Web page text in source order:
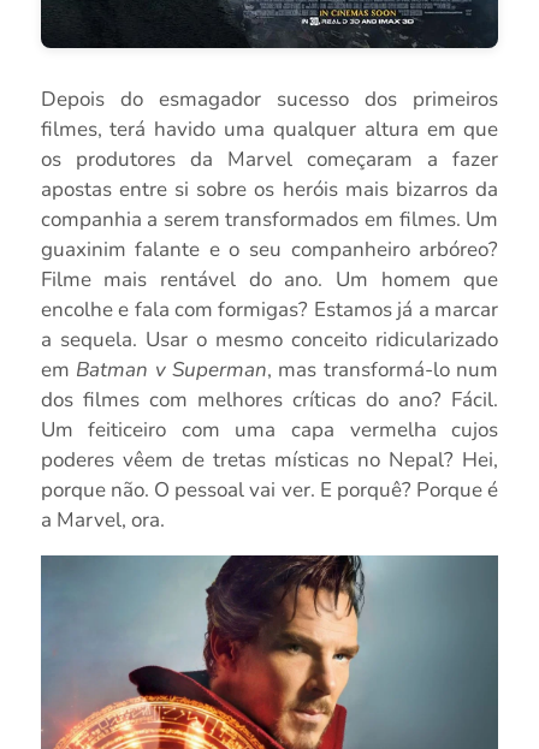
Depois do esmagador sucesso dos primeiros
filmes, terá havido uma qualquer altura em que
os produtores da Marvel começaram a fazer
apostas entre si sobre os heróis mais bizarros da
companhia a serem transformados em filmes. Um
guaxinim falante e o seu companheiro arbóreo?
Filme mais rentável do ano. Um homem que
encolhe e fala com formigas? Estamos já a marcar
a sequela. Usar o mesmo conceito ridicularizado
em Batman v Superman, mas transformá-lo num
dos filmes com melhores críticas do ano? Fácil.
Um feiticeiro com uma capa vermelha cujos
poderes vêem de tretas místicas no Nepal? Hei,
porque não. O pessoal vai ver. E porquê? Porque é
a Marvel, ora.